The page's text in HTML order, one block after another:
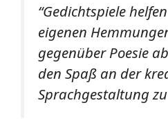
“Gedichtspiele
eigenen
gegenüber Poesie
den Spaß an der
Sprachgestaltung